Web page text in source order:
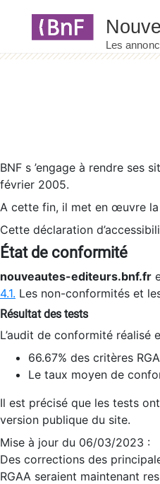
BNF s ’engage à rendre ses
février 2005.
A cette fin, il met en œuvre
Cette déclaration
État de conformité
nouveautes-editeurs.bnf.fr
4.1. Les non-conformités et
Résultat des tests
L’audit de conformité
66.67% des critères
Le taux moyen de
Il est précisé que les tests
version publique du site.
Mise à jour du 06/03/2023 :
Des corrections des
RGAA seraient maintenant